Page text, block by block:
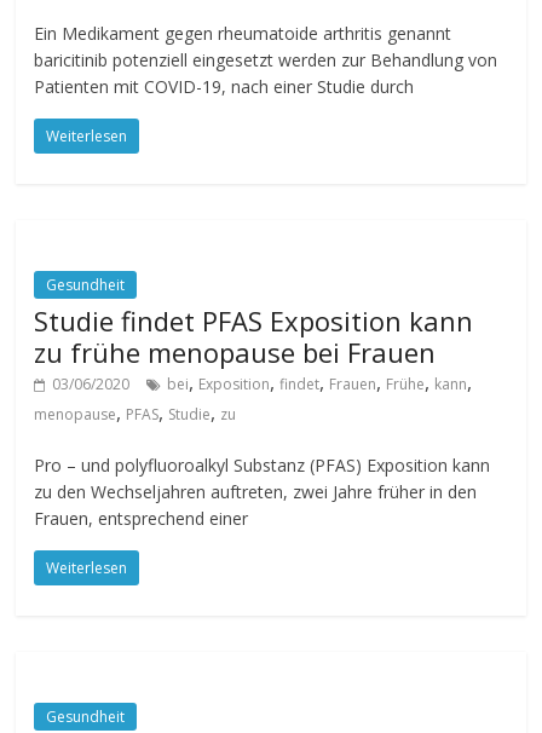
Ein Medikament gegen rheumatoide arthritis genannt
baricitinib potenziell eingesetzt werden zur Behandlung von
Patienten mit COVID-19, nach einer Studie durch
Weiterlesen
Gesundheit
Studie findet PFAS Exposition kann
zu frühe menopause bei Frauen
03/06/2020 bei, Exposition,findet, Frauen, Frühe, kann,
menopause, PFAS, Studie, zu
Pro – und polyfluoroalkyl Substanz (PFAS) Exposition kann
zu den Wechseljahren auftreten, zwei Jahre früher in den
Frauen, entsprechend einer
Weiterlesen
Gesundheit